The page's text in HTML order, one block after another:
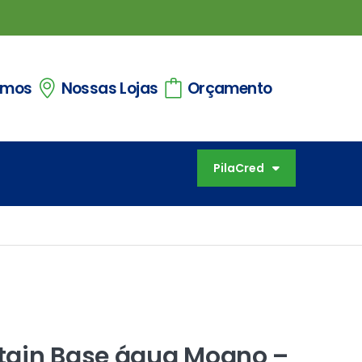
Nossas Lojas Orçamento
PilaCred